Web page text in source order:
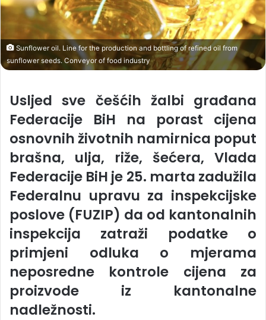
Sunflower oil. Line for the production and bottling of refined oil from
sunflower seeds. Conveyor of food industry
Usljed sve češćih žalbi građana
Federacije BiH na porast cijena
osnovnih životnih namirnica poput
brašna, ulja, riže, šećera, Vlada
Federacije BiH je 25. marta zadužila
Federalnu upravu za inspekcijske
poslove (FUZIP) da od kantonalnih
inspekcija zatraži podatke o
primjeni odluka o mjerama
neposredne kontrole cijena za
proizvode iz kantonalne
nadležnosti.